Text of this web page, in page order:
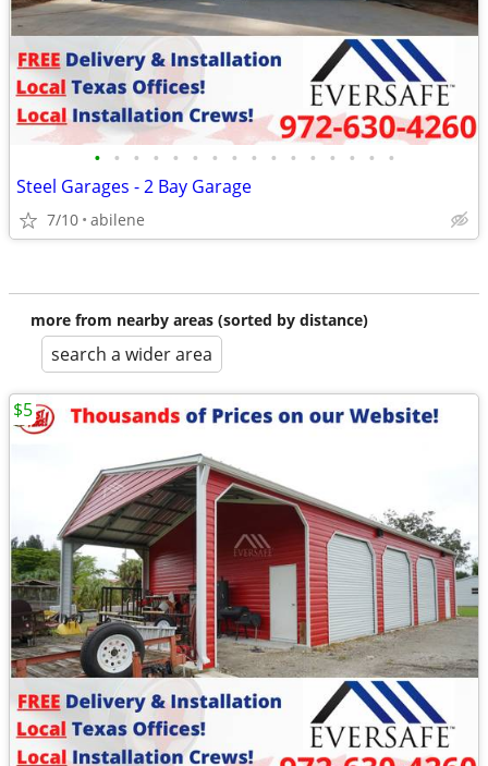
• • • • • • • • • • • • • • • •
Steel Garages - 2 Bay Garage
7/10 abilene
more from nearby areas (sorted by distance)
search a wider area
$5